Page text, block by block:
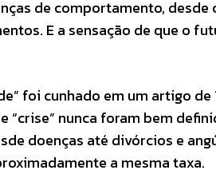
de comportamento,
E a sensação de que o
foi cunhado em um artigo
“crise” nunca foram bem
doenças até divórcios e
a mesma taxa.